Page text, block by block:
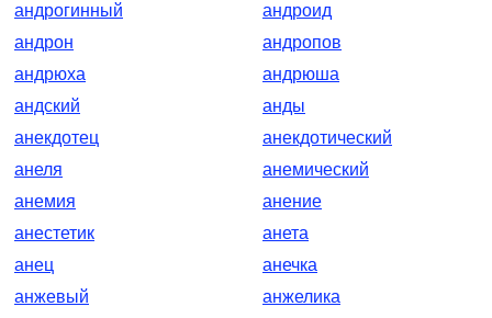
андрогинный
андроид
андрон
андропов
андрюха
андрюша
андский
анды
анекдотец
анекдотический
анеля
анемический
анемия
анение
анестетик
анета
анец
анечка
анжевый
анжелика